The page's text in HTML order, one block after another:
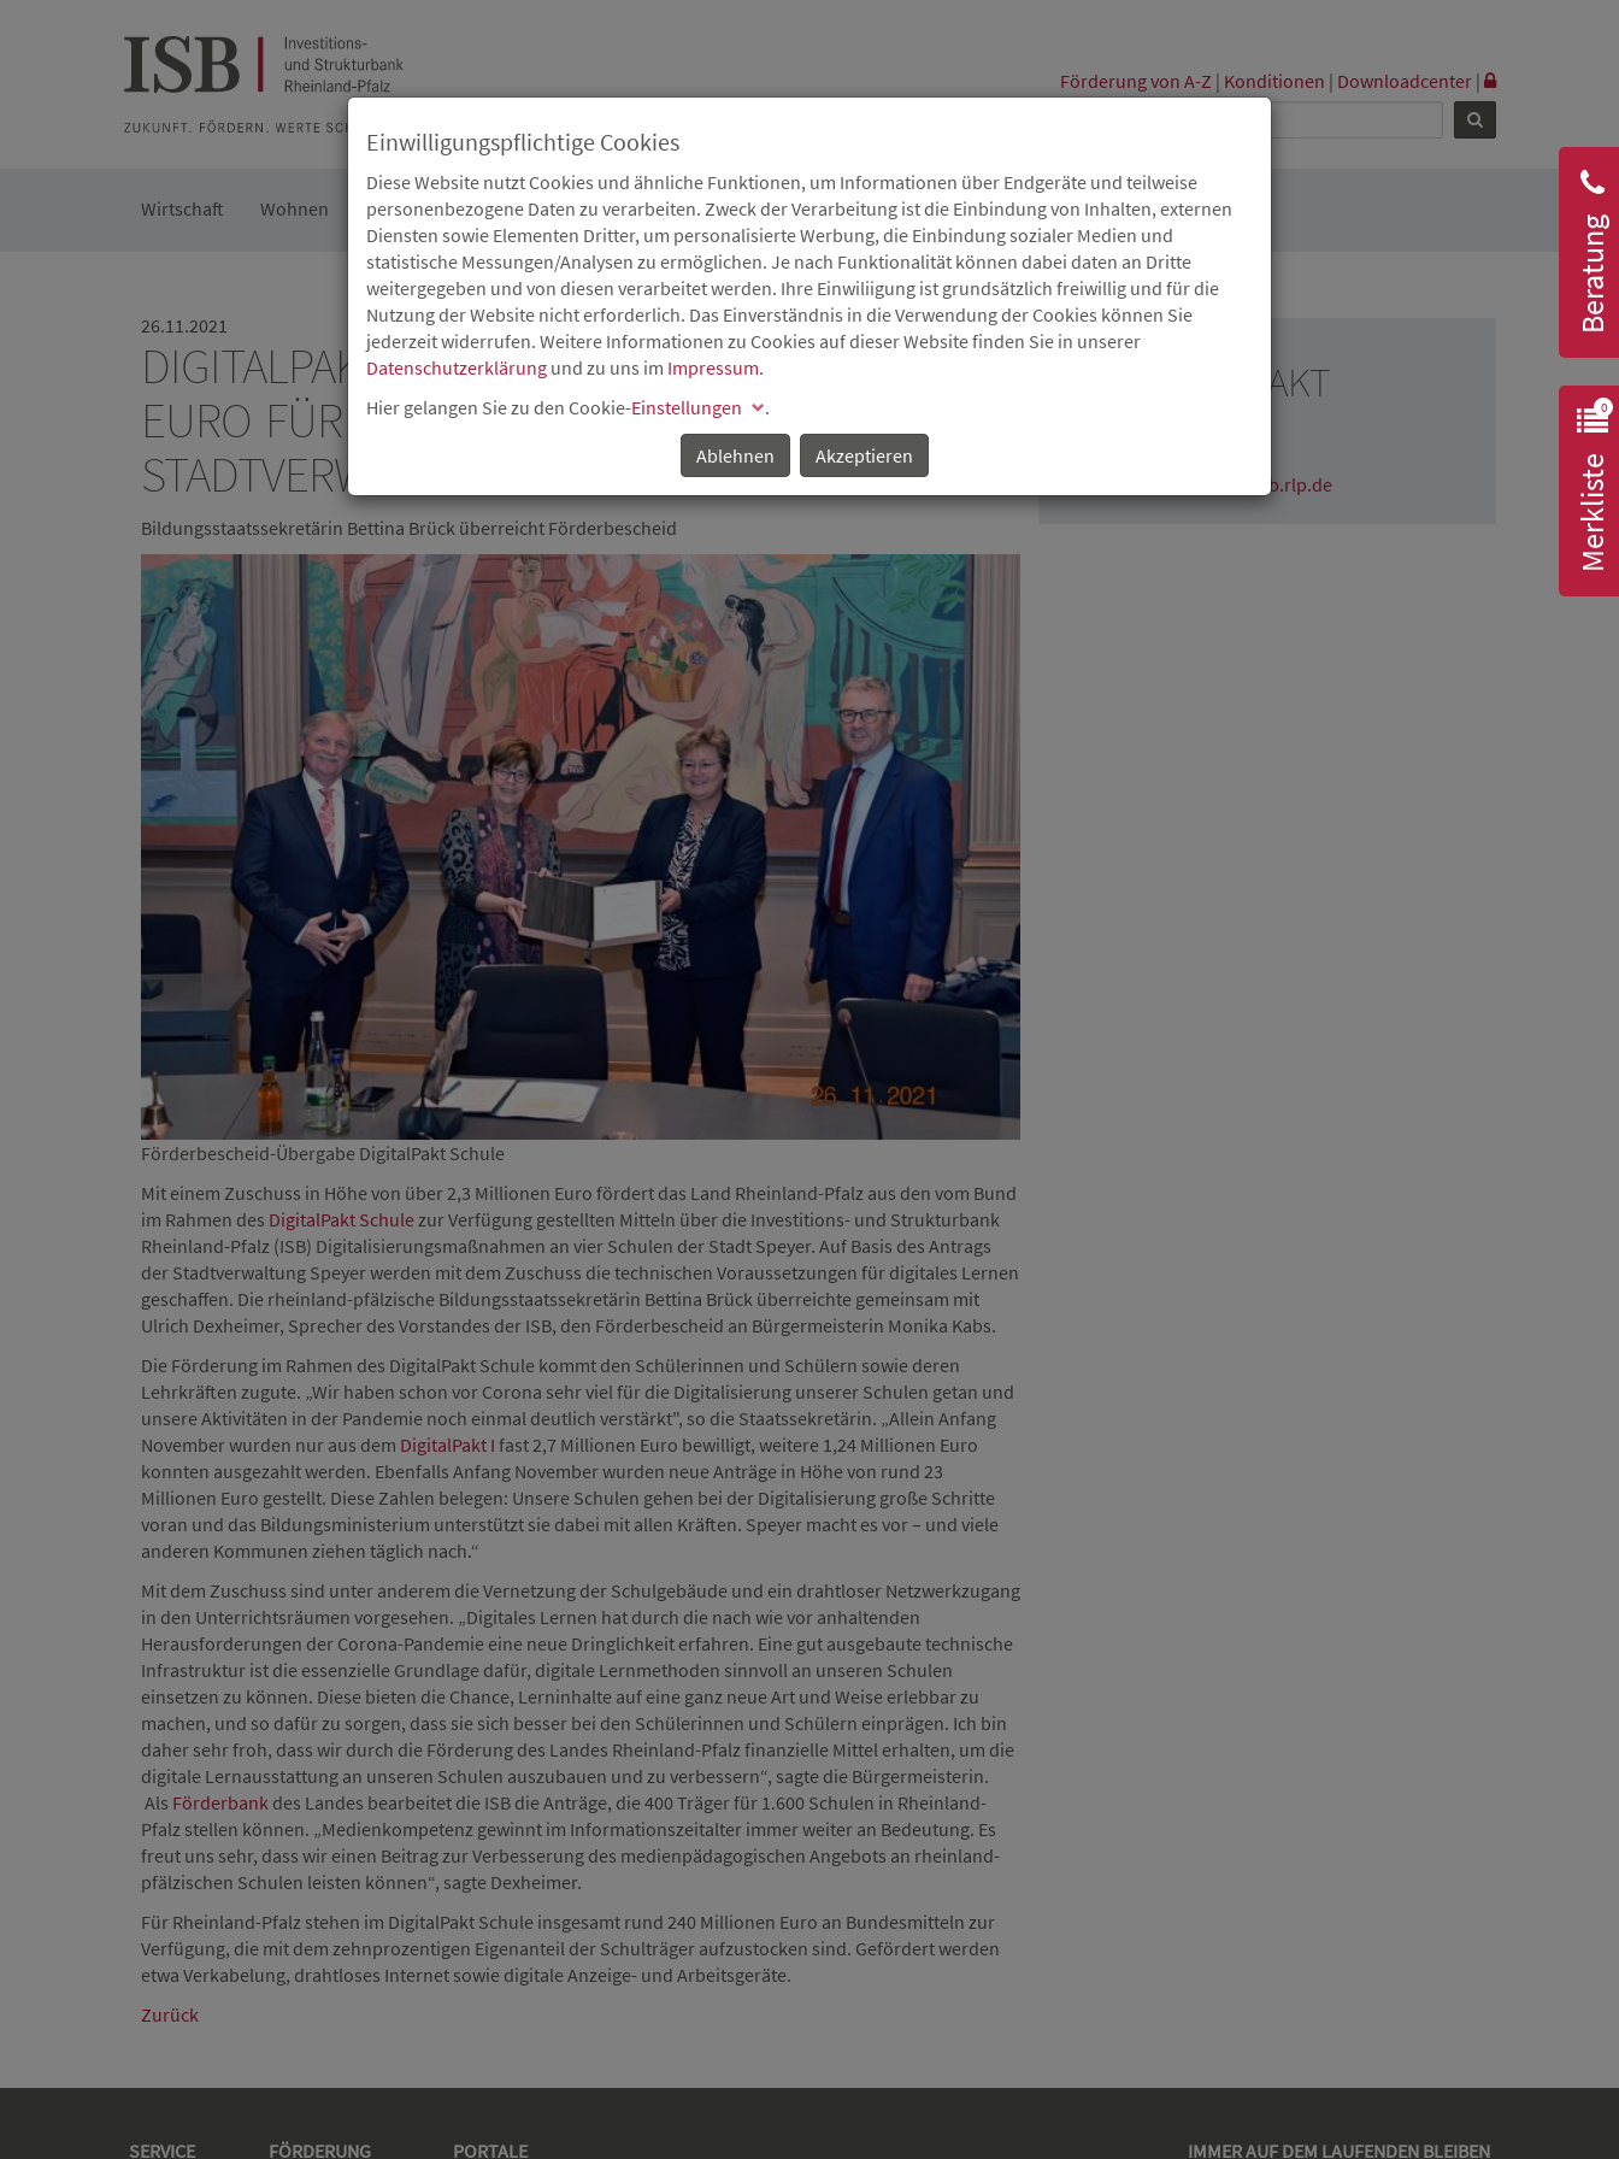
Förderung von A-Z | Konditionen | Downloadcenter |
Wirtschaft Wohnen Kommunal Die ISB Karriere Service Aktuelles
Beratung
0
Merkliste
26.11.2021
DIGITALPAKT SCHULE: ÜBER 2,3 MILLIONEN
EURO FÜR SCHULEN DER
STADTVERWALTUNG SPEYER
Bildungsstaatssekretärin Bettina Brück überreicht Förderbescheid
Förderbescheid-Übergabe DigitalPakt Schule
Mit einem Zuschuss in Höhe von über 2,3 Millionen Euro fördert das Land Rheinland-Pfalz aus den vom Bund
im Rahmen des DigitalPakt Schulezur Verfügung gestellten Mitteln über die Investitions- und Strukturbank
Rheinland-Pfalz (ISB) Digitalisierungsmaßnahmen an vier Schulen der Stadt Speyer. Auf Basis des Antrags
der Stadtverwaltung Speyer werden mit dem Zuschuss die technischen Voraussetzungen für digitales Lernen
geschaffen. Die rheinland-pfälzische Bildungsstaatssekretärin Bettina Brück überreichte gemeinsam mit
Ulrich Dexheimer, Sprecher des Vorstandes der ISB, den Förderbescheid an Bürgermeisterin Monika Kabs.
Die Förderung im Rahmen des DigitalPakt Schule kommt den Schülerinnen und Schülern sowie deren
Lehrkräften zugute. „Wir haben schon vor Corona sehr viel für die Digitalisierung unserer Schulen getan und
unsere Aktivitäten in der Pandemie noch einmal deutlich verstärkt", so die Staatssekretärin. „Allein Anfang
November wurden nur aus dem DigitalPakt I fast 2,7 Millionen Euro bewilligt, weitere 1,24 Millionen Euro
konnten ausgezahlt werden. Ebenfalls Anfang November wurden neue Anträge in Höhe von rund 23
Millionen Euro gestellt. Diese Zahlen belegen: Unsere Schulen gehen bei der Digitalisierung große Schritte
voran und das Bildungsministerium unterstützt sie dabei mit allen Kräften. Speyer macht es vor – und viele
anderen Kommunen ziehen täglich nach.“
Mit dem Zuschuss sind unter anderem die Vernetzung der Schulgebäude und ein drahtloser Netzwerkzugang
in den Unterrichtsräumen vorgesehen. „Digitales Lernen hat durch die nach wie vor anhaltenden
Herausforderungen der Corona-Pandemie eine neue Dringlichkeit erfahren. Eine gut ausgebaute technische
Infrastruktur ist die essenzielle Grundlage dafür, digitale Lernmethoden sinnvoll an unseren Schulen
einsetzen zu können. Diese bieten die Chance, Lerninhalte auf eine ganz neue Art und Weise erlebbar zu
machen, und so dafür zu sorgen, dass sie sich besser bei den Schülerinnen und Schülern einprägen. Ich bin
daher sehr froh, dass wir durch die Förderung des Landes Rheinland-Pfalz finanzielle Mittel erhalten, um die
digitale Lernausstattung an unseren Schulen auszubauen und zu verbessern“, sagte die Bürgermeisterin.
Als Förderbank des Landes bearbeitet die ISB die Anträge, die 400 Träger für 1.600 Schulen in Rheinland-
Pfalz stellen können. „Medienkompetenz gewinnt im Informationszeitalter immer weiter an Bedeutung. Es
freut uns sehr, dass wir einen Beitrag zur Verbesserung des medienpädagogischen Angebots an rheinland-
pfälzischen Schulen leisten können“, sagte Dexheimer.
Für Rheinland-Pfalz stehen im DigitalPakt Schule insgesamt rund 240 Millionen Euro an Bundesmitteln zur
Verfügung, die mit dem zehnprozentigen Eigenanteil der Schulträger aufzustocken sind. Gefördert werden
etwa Verkabelung, drahtloses Internet sowie digitale Anzeige- und Arbeitsgeräte.
Zurück
PRESSEKONTAKT
claudia.wichmann@isb.rlp.de
SERVICE FÖRDERUNG PORTALE IMMER AUF DEM LAUFENDEN BLEIBEN
Einwilligungspflichtige Cookies
Diese Website nutzt Cookies und ähnliche Funktionen, um Informationen über Endgeräte und teilweise
personenbezogene Daten zu verarbeiten. Zweck der Verarbeitung ist die Einbindung von Inhalten, externen
Diensten sowie Elementen Dritter, um personalisierte Werbung, die Einbindung sozialer Medien und
statistische Messungen/Analysen zu ermöglichen. Je nach Funktionalität können dabei daten an Dritte
weitergegeben und von diesen verarbeitet werden. Ihre Einwiliigung ist grundsätzlich freiwillig und für die
Nutzung der Website nicht erforderlich. Das Einverständnis in die Verwendung der Cookies können Sie
jederzeit widerrufen. Weitere Informationen zu Cookies auf dieser Website finden Sie in unserer
Datenschutzerklärung und zu uns im Impressum.
Hier gelangen Sie zu den Cookie-Einstellungen
.
Ablehnen
Akzeptieren